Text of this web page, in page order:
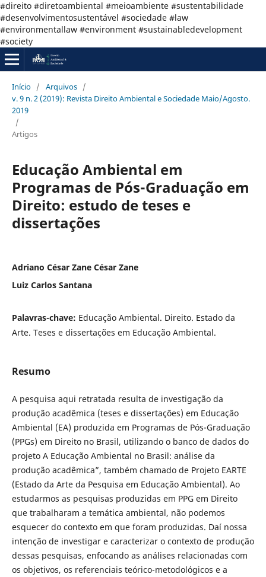
#direito #diretoambiental #meioambiente #sustentabilidade
#desenvolvimentosustentável #sociedade #law
#environmentallaw #environment #sustainabledevelopment
#society
Início / Arquivos /
v. 9 n. 2 (2019): Revista Direito Ambiental e Sociedade Maio/Agosto.
2019
/
Artigos
Educação Ambiental em
Programas de Pós-Graduação em
Direito: estudo de teses e
dissertações
Adriano César Zane César Zane
Luiz Carlos Santana
Palavras-chave: Educação Ambiental. Direito. Estado da
Arte. Teses e dissertações em Educação Ambiental.
Resumo
A pesquisa aqui retratada resulta de investigação da
produção acadêmica (teses e dissertações) em Educação
Ambiental (EA) produzida em Programas de Pós-Graduação
(PPGs) em Direito no Brasil, utilizando o banco de dados do
projeto A Educação Ambiental no Brasil: análise da
produção acadêmica”, também chamado de Projeto EARTE
(Estado da Arte da Pesquisa em Educação Ambiental). Ao
estudarmos as pesquisas produzidas em PPG em Direito
que trabalharam a temática ambiental, não podemos
esquecer do contexto em que foram produzidas. Daí nossa
intenção de investigar e caracterizar o contexto de produção
dessas pesquisas, enfocando as análises relacionadas com
os objetivos, os referenciais teórico-metodológicos e a